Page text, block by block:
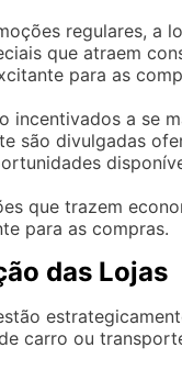
regulares, a
que atraem
para as
incentivados a se
são divulgadas
que trazem
para as compras.
das Lojas
carro ou